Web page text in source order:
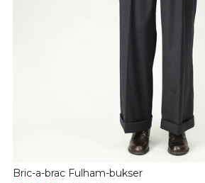
Bric-a-brac Fulham-bukser